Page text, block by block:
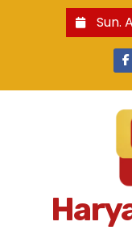
Sun.